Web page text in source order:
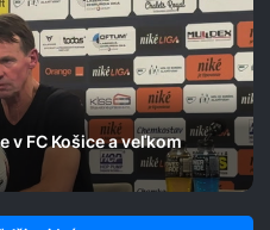
v FC Košice a veľkom